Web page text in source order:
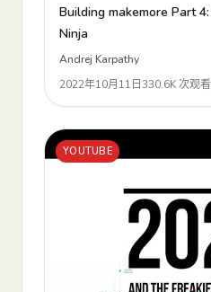
Building makemore Part
Ninja
Andrej Karpathy
2022年10月11日330.6K 次观看
YOUTUBE